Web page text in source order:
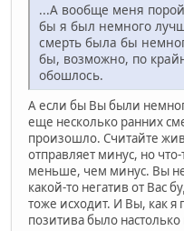
...А вообще меня
бы я был немного
смерть была бы
бы, возможно, по
обошлось.
А если бы Вы были
еще несколько ранних
произошло. Считайте
отправляет минус, но
меньше, чем минус. Вы
какой-то негатив от Вас
тоже исходит. И Вы, как
позитива было